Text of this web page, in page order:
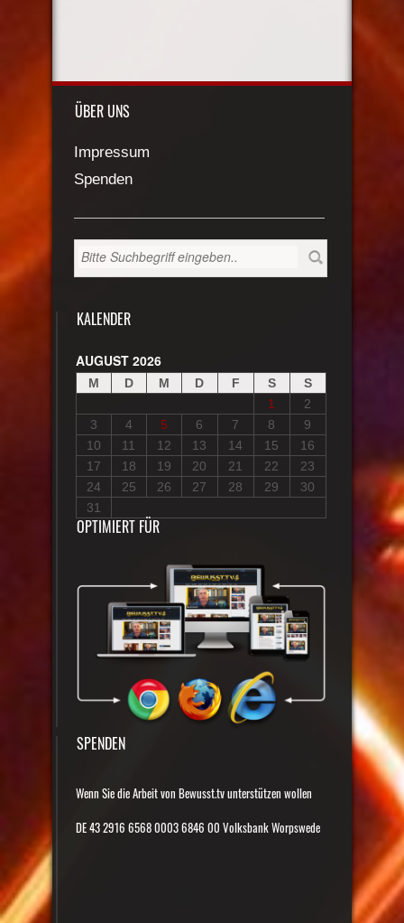
ÜBER UNS
Impressum
Spenden
KALENDER
AUGUST 2026
M D M D F S
S
1
2
3
4 5 6 7 8
9
10
11 12 13 14 15
16
17
18 19 20 21 22
23
24
25 26 27 28 29
30
31
OPTIMIERT FÜR
SPENDEN
Wenn Sie die Arbeit von Bewusst.tv unterstützen wollen
DE 43 2916 6568 0003 6846 00 Volksbank Worpswede